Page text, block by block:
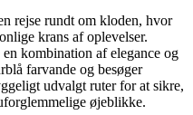
rejse rundt om kloden, hvor
krans af oplevelser.
kombination af elegance og
farvande og besøger
udvalgt ruter for at sikre,
øjeblikke.